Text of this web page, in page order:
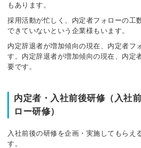
もあります。
採用活動が忙しく、内定者フォローの工
できていないという企業様もいます。
内定辞退者が増加傾向の現在、内定者フ
す。内定辞退者が増加傾向の現在、内定
要です。
内定者・入社前後研修（入社
ロー研修）
入社前後の研修を企画・実施してもらえ
す。